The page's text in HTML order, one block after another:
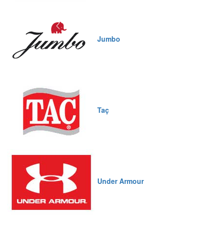
Jumbo
Taç
Under Armour